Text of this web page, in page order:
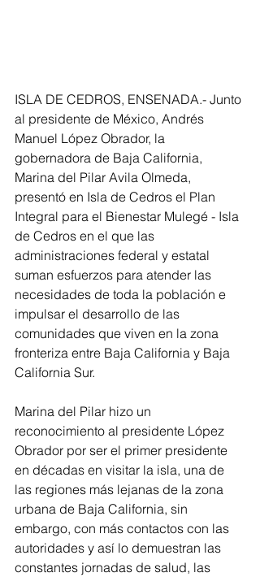
ISLA DE CEDROS, ENSENADA.- Junto
al presidente de México, Andrés
Manuel López Obrador, la
gobernadora de Baja California,
Marina del Pilar Avila Olmeda,
presentó en Isla de Cedros el Plan
Integral para el Bienestar Mulegé - Isla
de Cedros en el que las
administraciones federal y estatal
suman esfuerzos para atender las
necesidades de toda la población e
impulsar el desarrollo de las
comunidades que viven en la zona
fronteriza entre Baja California y Baja
California Sur.
Marina del Pilar hizo un
reconocimiento al presidente López
Obrador por ser el primer presidente
en décadas en visitar la isla, una de
las regiones más lejanas de la zona
urbana de Baja California, sin
embargo, con más contactos con las
autoridades y así lo demuestran las
constantes jornadas de salud, las